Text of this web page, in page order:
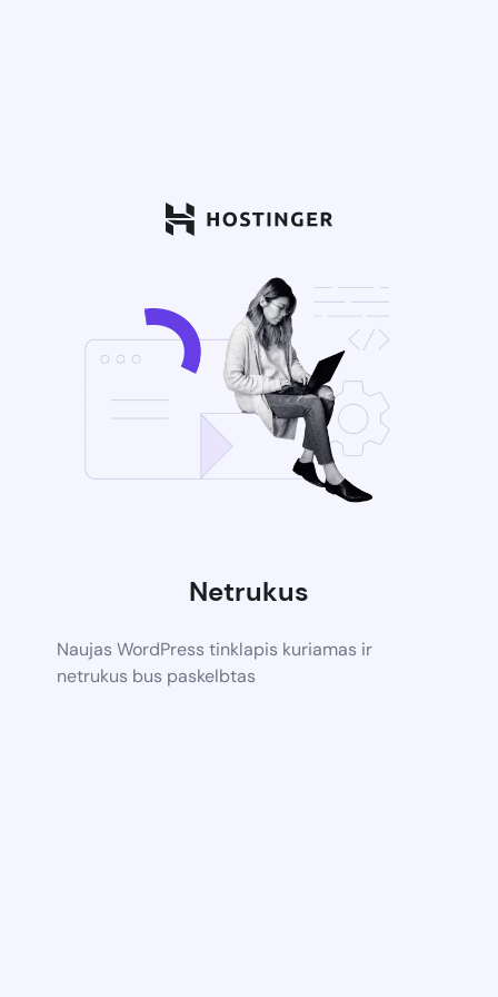
Netrukus
Naujas WordPress tinklapis kuriamas ir
netrukus bus paskelbtas